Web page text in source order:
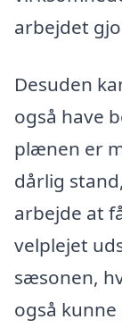
arbejdet
Desuden
også have
plænen er
dårlig
arbejde at
velplejet
sæsonen,
også